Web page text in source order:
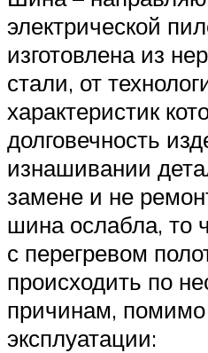
электрической
изготовлена из
стали, от
характеристик
долговечность
изнашивании
замене и не
шина ослабла, то
с перегревом
происходить по
причинам, помимо
эксплуатации: